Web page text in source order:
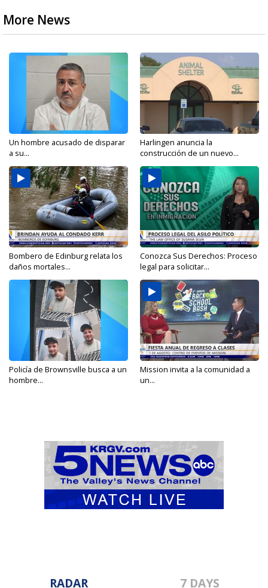
More News
Un hombre acusado de disparar
a su...
Harlingen anuncia la
construcción de un nuevo...
Bombero de Edinburg relata los
daños mortales...
Conozca Sus Derechos: Proceso
legal para solicitar...
Policía de Brownsville busca a un
hombre...
Mission invita a la comunidad a
un...
RADAR 7 DAYS